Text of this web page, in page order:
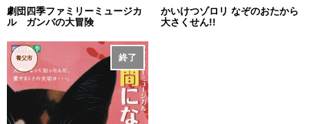
劇団四季ファミリーミュージカ
ル ガンバの大冒険
かいけつゾロリ なぞのおたから
大さくせん!!
終了
養父市